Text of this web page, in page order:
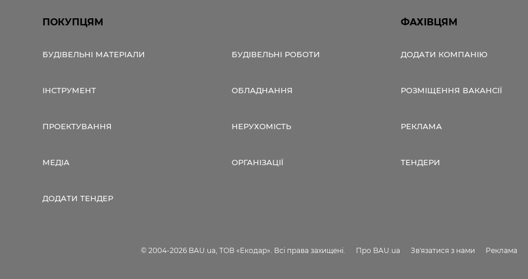
ПОКУПЦЯМ
БУДІВЕЛЬНІ МАТЕРІАЛИ БУДІВЕЛЬНІ РОБОТИ
ІНСТРУМЕНТ ОБЛАДНАННЯ
ПРОЕКТУВАННЯ НЕРУХОМІСТЬ
МЕДІА ОРГАНІЗАЦІЇ
ДОДАТИ ТЕНДЕР
ФАХІВЦЯМ
ДОДАТИ КОМПАНІЮ
РОЗМІЩЕННЯ ВАКАНСІЇ
РЕКЛАМА
ТЕНДЕРИ
© 2004-2026 BAU.ua, ТОВ «Екодар». Всі права захищені. Про BAU.ua Зв'язатися з нами Реклама